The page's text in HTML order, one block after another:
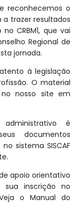
reconhecemos o
trazer resultados
CRBM1, que vai
Regional de
jornada.
à legislação
O material
nosso site em
é
documentos
sistema SISCAF
apoio orientativo
inscrição no
o Manual do